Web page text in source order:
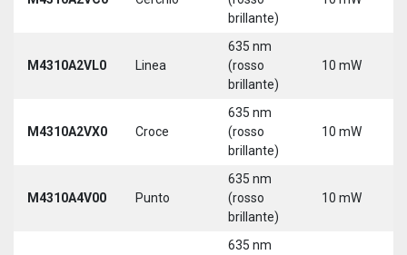
brillante)
M4310A2VL0 Linea
635 nm
(rosso
brillante)
10 mW
M4310A2VX0 Croce
635 nm
(rosso
brillante)
10 mW
M4310A4V00 Punto
635 nm
(rosso
brillante)
10 mW
635 nm